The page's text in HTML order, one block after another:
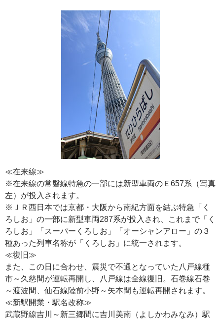
≪在来線≫
※在来線の常磐線特急の一部には新型車両のＥ657系（写真
左）が投入されます。
※ＪＲ西日本では京都・大阪から南紀方面を結ぶ特急「く
ろしお」の一部に新型車両287系が投入され、これまで「く
ろしお」「スーパーくろしお」「オーシャンアロー」の３
種あった列車名称が「くろしお」に統一されます。
≪復旧≫
また、この日に合わせ、震災で不通となっていた八戸線種
市～久慈間が運転再開し、八戸線は全線復旧。石巻線石巻
～渡波間、仙石線陸前小野～矢本間も運転再開されます。
≪新駅開業・駅名改称≫
武蔵野線吉川～新三郷間に吉川美南（よしかわみなみ）駅